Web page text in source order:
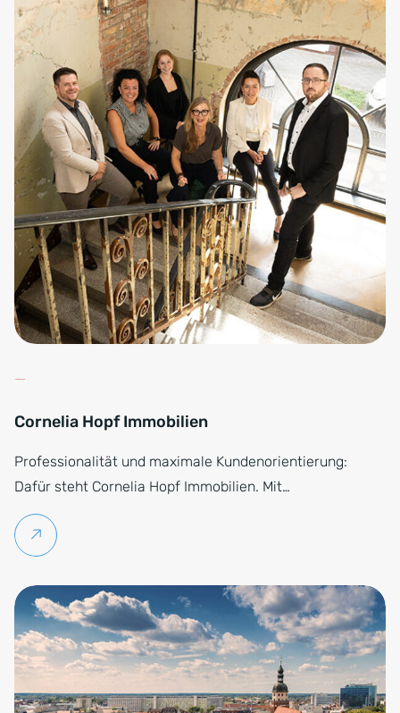
Cornelia Hopf Immobilien
Professionalität und maximale Kundenorientierung:
Dafür steht Cornelia Hopf Immobilien. Mit…
Weiterlesen